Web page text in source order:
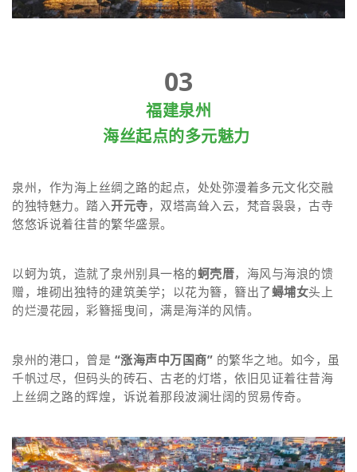
03
福建泉州
海丝起点的多元魅力
泉州，作为海上丝绸之路的起点，处处弥漫着多元文化交融
的独特魅力。踏入开元寺，双塔高耸入云，梵音袅袅，古寺
悠悠诉说着往昔的繁华盛景。
以蚵为筑，造就了泉州别具一格的蚵壳厝，海风与海浪的馈
赠，堆砌出独特的建筑美学；以花为簪，簪出了 蟳埔女头上
的烂漫花园，彩簪摇曳间，满是海洋的风情。
泉州的港口，曾是 “涨海声中万国商” 的繁华之地。如今，虽
千帆过尽，但码头的砖石、古老的灯塔，依旧见证着往昔海
上丝绸之路的辉煌，诉说着那段波澜壮阔的贸易传奇。